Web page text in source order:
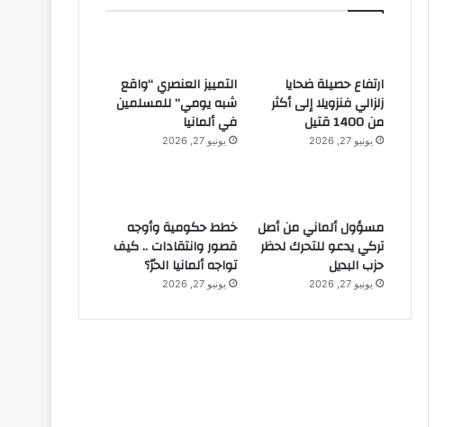
ارتفاع حصيلة ضحايا
زلزالي فنزويلا إلى أكثر
من 1400 قتيل
يونيو 27, 2026
التمييز العنصري “واقع
شبه يومي” للمسلمين
في ألمانيا
يونيو 27, 2026
مسؤول ألماني من أصل
تركي يدعو للتحرك لحظر
حزب البديل
يونيو 27, 2026
خطط حكومية وأوجه
قصور وانتقادات .. كيف
تواجه ألمانيا الحرّ؟
يونيو 27, 2026